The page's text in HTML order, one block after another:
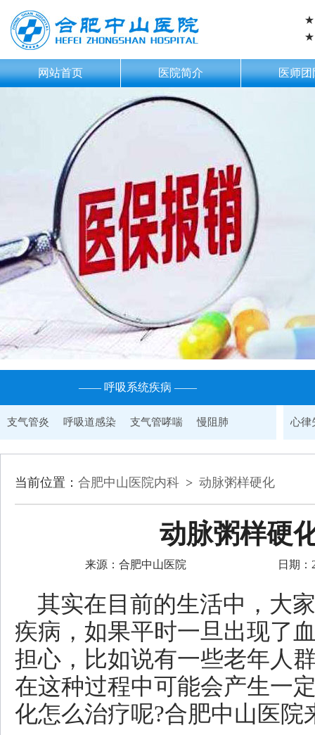
★
★
网站首页 医院简介 医师团
—— 呼吸系统疾病 ——
支气管炎 呼吸道感染 支气管哮喘 慢阻肺 心律
当前位置： 合肥中山医院内科 > 动脉粥样硬化
动脉粥样硬
来源：合肥中山医院 日期：
其实在目前的生活中，大
疾病，如果平时一旦出现了
担心，比如说有一些老年人
在这种过程中可能会产生一
化怎么治疗呢?合肥中山医院